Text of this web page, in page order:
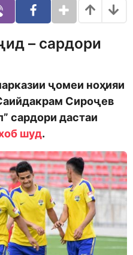
– сардори
ҷомеи ноҳияи
Сироҷев
сардори дастаи
шуд.